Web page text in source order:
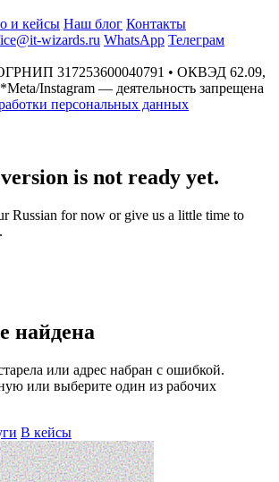
и кейсы Наш блог Контакты
wizards.ru WhatsApp Телеграм
317253600040791 • ОКВЭД 62.09,
*Meta/Instagram — деятельность запрещена
персональных данных
is not ready yet.
Russian for now or give us a little time to
найдена
или адрес набран с ошибкой.
или выберите один из рабочих
В кейсы